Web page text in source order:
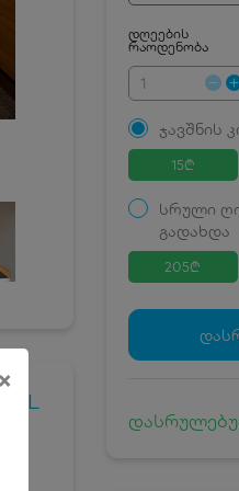
×
დღეების
რაოდენობა
ჯავშნის
15₾
სრული
გადახდა
205₾
ჯავშნის კოდი
კვება